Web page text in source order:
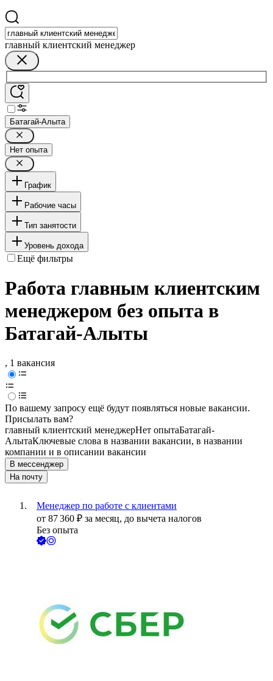
главный клиентский менеджер
Батагай-Алыта
Нет опыта
График
Рабочие часы
Тип занятости
Уровень дохода
Ещё фильтры
Работа главным клиентским
менеджером без опыта в
Батагай-Алыты
, 1 вакансия
По вашему запросу ещё будут появляться новые вакансии.
Присылать вам?
главный клиентский менеджерНет опытаБатагай-
АлытаКлючевые слова в названии вакансии, в названии
компании и в описании вакансии
В мессенджер
На почту
Менеджер по работе с клиентами
от 87 360 ₽ за месяц, до вычета налогов
Без опыта